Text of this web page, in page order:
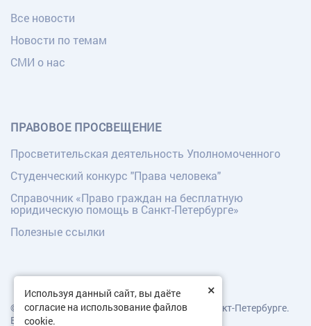
Все новости
Новости по темам
СМИ о нас
ПРАВОВОЕ ПРОСВЕЩЕНИЕ
Просветительская деятельность Уполномоченного
Студенческий конкурс "Права человека"
Справочник «Право граждан на бесплатную
юридическую помощь в Санкт-Петербурге»
Полезные ссылки
© Уполномоченный по правам человека в Санкт-Петербурге.
Все права защищены.
×
Используя данный сайт, вы даёте
согласие на использование файлов
cookie.